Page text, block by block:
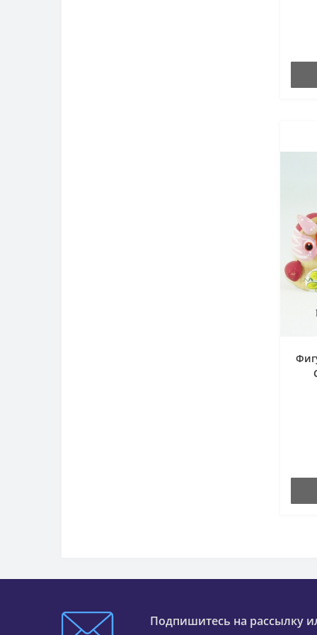
Подпишитесь на рассылку